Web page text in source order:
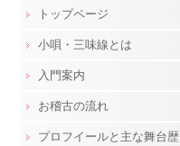
トップページ
小唄・三味線とは
入門案内
お稽古の流れ
プロフイールと主な舞台歴